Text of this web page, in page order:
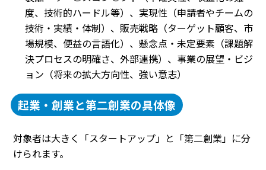
度、技術的ハードル等）、実現性（申請者やチームの
技術・実績・体制）、販売戦略（ターゲット顧客、市
場規模、便益の言語化）、懸念点・未定要素（課題解
決プロセスの明確さ、外部連携）、事業の展望・ビジ
ョン（将来の拡大方向性、強い意志）
起業・創業と第二創業の具体像
対象者は大きく「スタートアップ」と「第二創業」に分
けられます。